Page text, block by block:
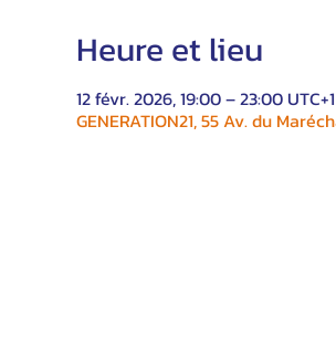
Heure et lieu
12 févr. 2026, 19:00 – 23:00 UTC+1
GENERATION21, 55 Av. du